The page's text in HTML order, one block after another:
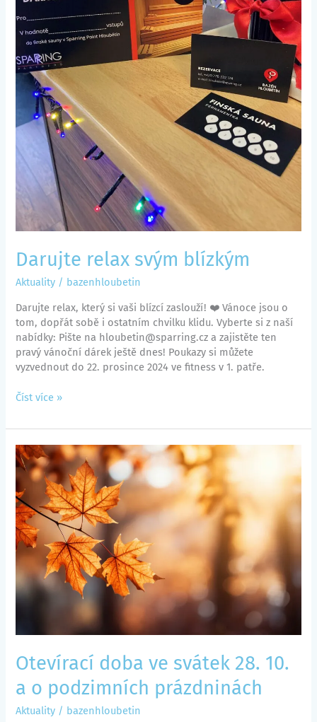
Darujte relax svým blízkým
Aktuality / bazenhloubetin
Darujte relax, který si vaši blízcí zaslouží! ❤️ Vánoce jsou o
tom, dopřát sobě i ostatním chvilku klidu. Vyberte si z naší
nabídky: Pište na hloubetin@sparring.cz a zajistěte ten
pravý vánoční dárek ještě dnes! Poukazy si můžete
vyzvednout do 22. prosince 2024 ve fitness v 1. patře.
Číst více »
Otevírací doba ve svátek 28. 10.
a o podzimních prázdninách
Aktuality / bazenhloubetin
Otevírací
doba
ve
svátek
28.
10.
a
o
podzimních
prázdninách